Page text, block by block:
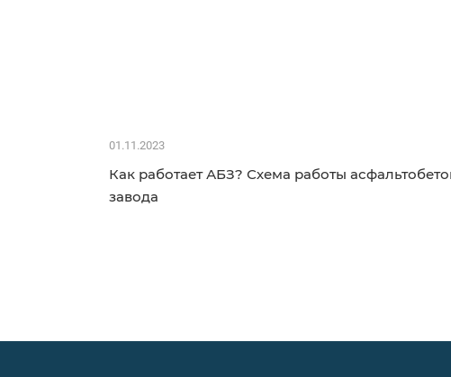
01.11.2023
Как работает АБЗ? Схема работы
завода